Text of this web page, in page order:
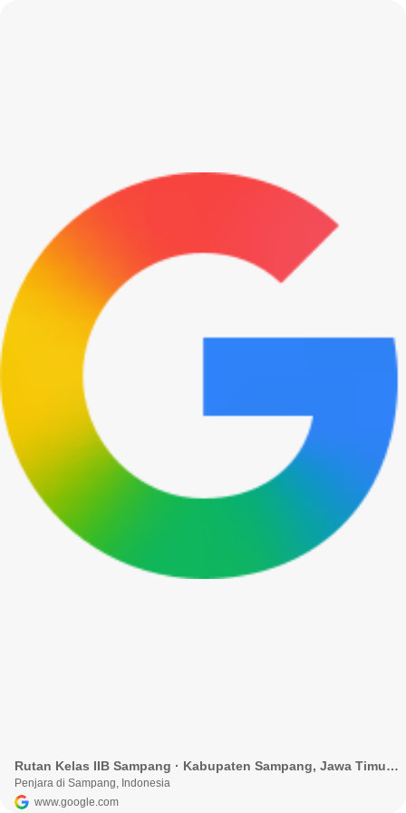
Rutan Kelas IIB Sampang · Kabupaten Sampang, Jawa Timur, Indonesia
Penjara di Sampang, Indonesia
www.google.com